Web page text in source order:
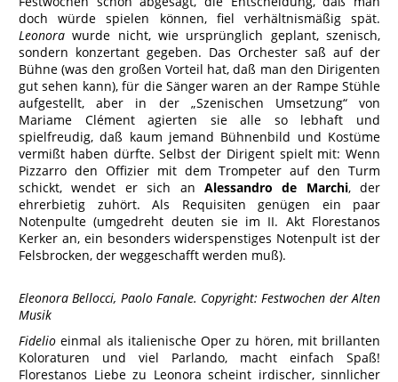
doch würde spielen können, fiel verhältnismäßig spät.
Leonorawurde nicht, wie ursprünglich geplant, szenisch,
sondern konzertant gegeben. Das Orchester saß auf der
Bühne (was den großen Vorteil hat, daß man den Dirigenten
gut sehen kann), für die Sänger waren an der Rampe Stühle
aufgestellt, aber in der „Szenischen Umsetzung“ von
Mariame Clément agierten sie alle so lebhaft und
spielfreudig, daß kaum jemand Bühnenbild und Kostüme
vermißt haben dürfte. Selbst der Dirigent spielt mit: Wenn
Pizzarro den Offizier mit dem Trompeter auf den Turm
schickt, wendet er sich an Alessandro de Marchi, der
ehrerbietig zuhört. Als Requisiten genügen ein paar
Notenpulte (umgedreht deuten sie im II. Akt Florestanos
Kerker an, ein besonders widerspenstiges Notenpult ist der
Felsbrocken, der weggeschafft werden muß).
Eleonora Bellocci, Paolo Fanale. Copyright: Festwochen der Alten
Musik
Fidelioeinmal als italienische Oper zu hören, mit brillanten
Koloraturen und viel Parlando, macht einfach Spaß!
Florestanos Liebe zu Leonora scheint irdischer, sinnlicher